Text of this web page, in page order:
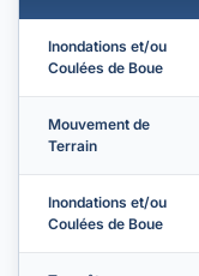
Inondations et/ou
Coulées de Boue
Mouvement de
Terrain
Inondations et/ou
Coulées de Boue